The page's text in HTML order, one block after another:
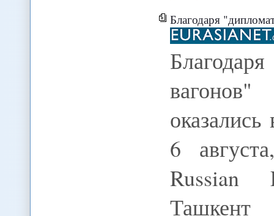
Благодаря "дипломатии
6
Russian